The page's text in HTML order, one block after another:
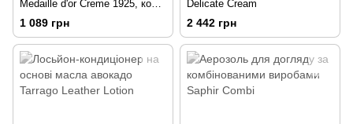
Medaille d'or Creme 1925, кол.
табак
1 089 грн
Delicate Cream
2 442 грн